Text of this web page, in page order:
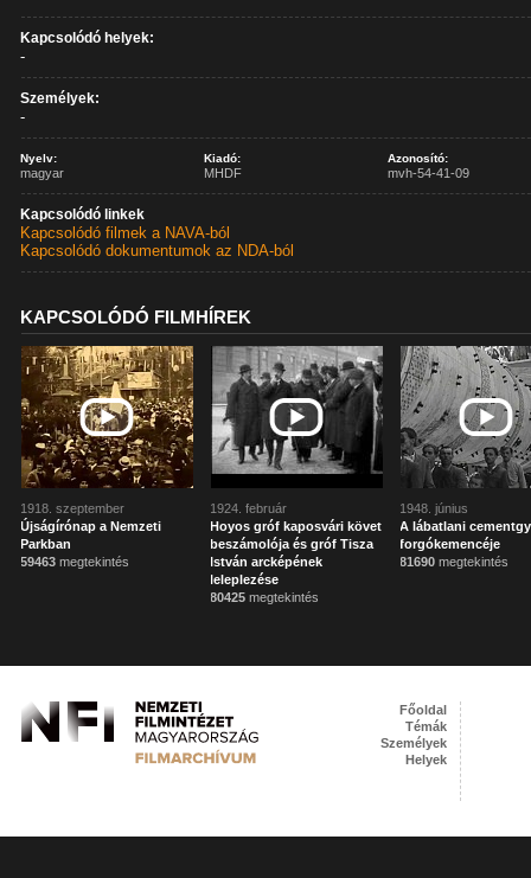
Kapcsolódó helyek:
-
Személyek:
-
Nyelv:
magyar
Kiadó:
MHDF
Azonosító:
mvh-54-41-09
Kapcsolódó linkek
Kapcsolódó filmek a NAVA-ból
Kapcsolódó dokumentumok az NDA-ból
KAPCSOLÓDÓ FILMHÍREK
1918. szeptember
Újságírónap a Nemzeti
Parkban
59463 megtekintés
1924. február
Hoyos gróf kaposvári követ
beszámolója és gróf Tisza
István arcképének
leleplezése
80425 megtekintés
1948. június
A lábatlani
forgókemencéje
81690 megtekintés
Főoldal
Témák
Személyek
Helyek